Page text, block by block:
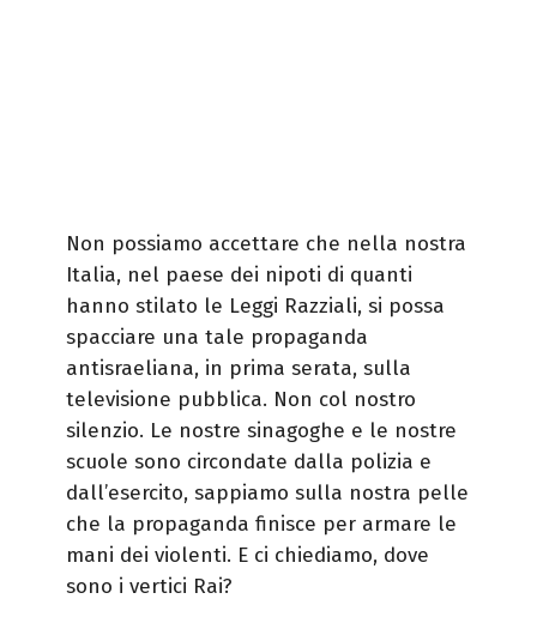
Non possiamo accettare che nella nostra
Italia, nel paese dei nipoti di quanti
hanno stilato le Leggi Razziali, si possa
spacciare una tale propaganda
antisraeliana, in prima serata, sulla
televisione pubblica. Non col nostro
silenzio. Le nostre sinagoghe e le nostre
scuole sono circondate dalla polizia e
dall’esercito, sappiamo sulla nostra pelle
che la propaganda finisce per armare le
mani dei violenti. E ci chiediamo, dove
sono i vertici Rai?